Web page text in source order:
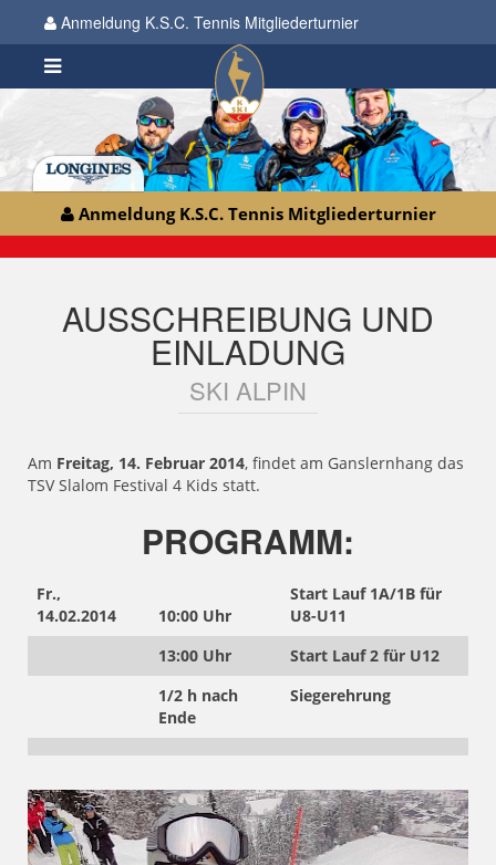
Anmeldung K.S.C. Tennis Mitgliederturnier
Anmeldung K.S.C. Tennis Mitgliederturnier
AUSSCHREIBUNG UND
EINLADUNG
SKI ALPIN
Am Freitag, 14. Februar 2014, findet am Ganslernhang das
TSV Slalom Festival 4 Kids statt.
PROGRAMM:
Fr.,
14.02.2014
10:00 Uhr
Start Lauf 1A/1B für
U8-U11
13:00 Uhr
Start Lauf 2 für U12
1/2 h nach
Ende
Siegerehrung